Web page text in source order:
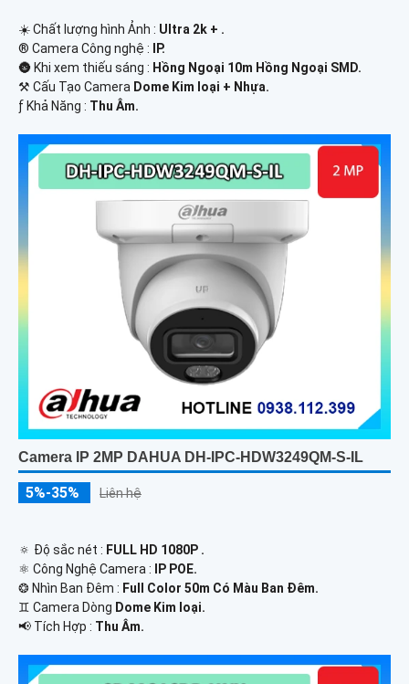
☀️ Chất lượng hình Ảnh : Ultra 2k + .
®️ Camera Công nghệ :
IP.
🌚 Khi xem thiếu sáng : Hồng Ngoại 10m Hồng Ngoại SMD.
⚒ Cấu Tạo Camera Dome Kim loại + Nhựa.
️ƒ Khả Năng : Thu Âm.
Camera IP 2MP DAHUA DH-IPC-HDW3249QM-S-IL
5%-35% Liên hệ
🔅 Độ sắc nét : FULL HD 1080P .
⚛️ Công Nghệ Camera :
IP POE.
❂ Nhìn Ban Đêm : Full Color 50m Có Màu Ban Ðêm.
♊ Camera Dòng Dome Kim loại.
️📢 Tích Hợp : Thu Âm.